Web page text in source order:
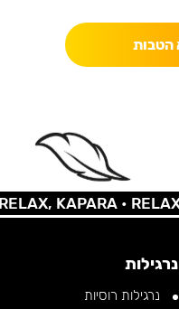
הטבות
KAPARA •RELAX,
נרגילות
נרגילות רוסיות